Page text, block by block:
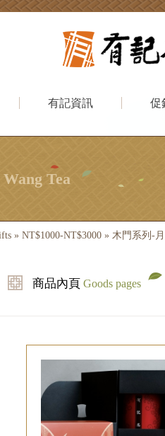
有記資訊 促
Wang Tea
» NT$1000-NT$3000 » 木門系列-
商品內頁 Goods pages